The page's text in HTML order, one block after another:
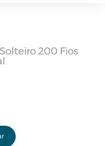
200 Fios